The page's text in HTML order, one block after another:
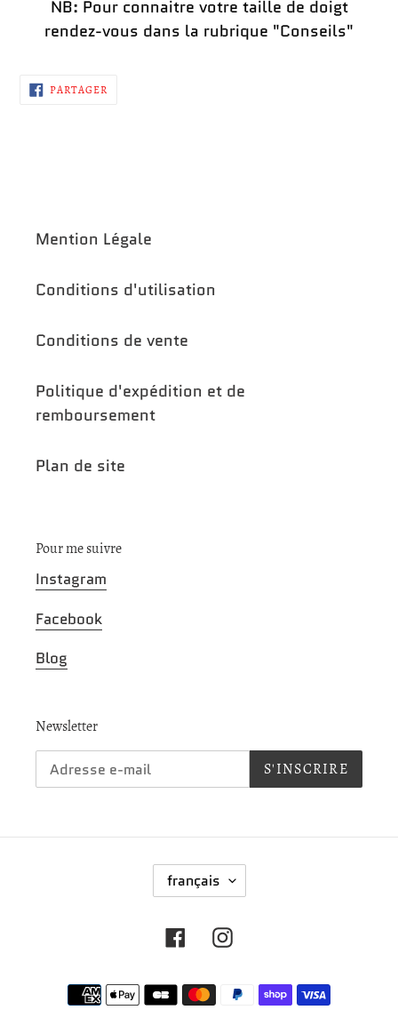
NB: Pour connaitre votre taille de doigt
rendez-vous dans la rubrique "Conseils"
PARTAGER
SUR
Mention Légale
Conditions d'utilisation
Conditions de vente
Politique d'expédition et de
remboursement
Plan de site
Pour me suivre
Instagram
Facebook
Blog
Newsletter
S'INSCRIRE
A français
FacebookInstagram
Moyens